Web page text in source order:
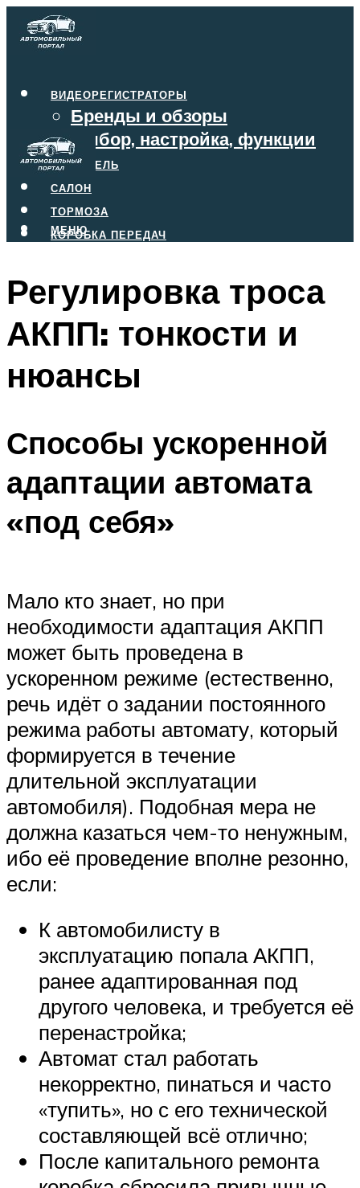
ВИДЕОРЕГИСТРАТОРЫ
Бренды и обзоры
Выбор, настройка, функции
ДВИГАТЕЛЬ
САЛОН
ТОРМОЗА
КОРОБКА ПЕРЕДАЧ
МЕНЮ
МЕНЮ
Регулировка троса
АКПП: тонкости и
нюансы
Способы ускоренной
адаптации автомата
«под себя»
Мало кто знает, но при
необходимости адаптация АКПП
может быть проведена в
ускоренном режиме (естественно,
речь идёт о задании постоянного
режима работы автомату, который
формируется в течение
длительной эксплуатации
автомобиля). Подобная мера не
должна казаться чем-то ненужным,
ибо её проведение вполне резонно,
если:
К автомобилисту в
эксплуатацию попала АКПП,
ранее адаптированная под
другого человека, и требуется её
перенастройка;
Автомат стал работать
некорректно, пинаться и часто
«тупить», но с его технической
составляющей всё отлично;
После капитального ремонта